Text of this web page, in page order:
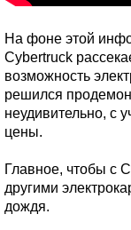
На фоне этой
Cybertruck
возможность
решился
неудивительно, с
цены.
Главное, чтобы с
другими
дождя.